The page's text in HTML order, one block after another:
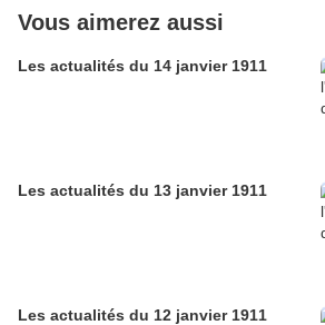
Vous aimerez aussi
Les actualités du 14 janvier 1911
Les actualités du 13 janvier 1911
Les actualités du 12 janvier 1911